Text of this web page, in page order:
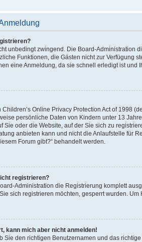
unbedingt zwingend. Die Board-Administration
Funktionen, die Gästen nicht zur Verfügung
eine Anmeldung, da sie schnell erledigt ist und
Online Privacy Protection Act of 1998
persönliche Daten von Kindern unter 13
Sie oder die Website, auf der Sie sich zu
anbieten kann und nicht die Anlaufstelle für
Forum gibt?“ behandelt werden.
registrieren?
Administration die Registrierung komplett
sich registrieren möchten, gesperrt wurden.
kann mich aber nicht anmelden!
Sie den richtigen Benutzernamen und das